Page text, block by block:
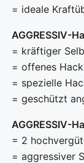
= ideale
AGGRESSIV-
= kräftiger
= offenes
= spezielle
= geschützt
AGGRESSIV-
= 2
= aggressiver